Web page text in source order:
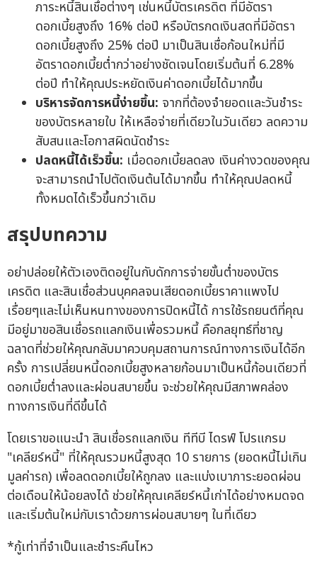
ภาระหนี้สินเชื่อต่างๆ เช่นหนี้บัตรเครดิต ที่มีอัตรา
ดอกเบี้ยสูงถึง 16% ต่อปี หรือบัตรกดเงินสดที่มีอัตรา
ดอกเบี้ยสูงถึง 25% ต่อปี มาเป็นสินเชื่อก้อนใหม่ที่มี
อัตราดอกเบี้ยต่ำกว่าอย่างชัดเจนโดยเริ่มต้นที่ 6.28%
ต่อปี ทำให้คุณประหยัดเงินค่าดอกเบี้ยได้มากขึ้น
บริหารจัดการหนี้ง่ายขึ้น: จากที่ต้องจำยอดและวันชำระ
ของบัตรหลายใบ ให้เหลือจ่ายที่เดียวในวันเดียว ลดความ
สับสนและโอกาสผิดนัดชำระ
ปลดหนี้ได้เร็วขึ้น: เมื่อดอกเบี้ยลดลง เงินค่างวดของคุณ
จะสามารถนำไปตัดเงินต้นได้มากขึ้น ทำให้คุณปลดหนี้
ทั้งหมดได้เร็วขึ้นกว่าเดิม
สรุปบทความ
อย่าปล่อยให้ตัวเองติดอยู่ในกับดักการจ่ายขั้นต่ำของบัตร
เครดิต และสินเชื่อส่วนบุคคลจนเสียดอกเบี้ยราคาแพงไป
เรื่อยๆและไม่เห็นหนทางของการปิดหนี้ได้ การใช้รถยนต์ที่คุณ
มีอยู่มาขอสินเชื่อรถแลกเงินเพื่อรวมหนี้ คือกลยุทธ์ที่ชาญ
ฉลาดที่ช่วยให้คุณกลับมาควบคุมสถานการณ์ทางการเงินได้อีก
ครั้ง การเปลี่ยนหนี้ดอกเบี้ยสูงหลายก้อนมาเป็นหนี้ก้อนเดียวที่
ดอกเบี้ยต่ำลงและผ่อนสบายขึ้น จะช่วยให้คุณมีสภาพคล่อง
ทางการเงินที่ดีขึ้นได้
โดยเราขอแนะนำ สินเชื่อรถแลกเงิน ทีทีบี ไดรฟ์ โปรแกรม
"เคลียร์หนี้" ที่ให้คุณรวมหนี้สูงสุด 10 รายการ (ยอดหนี้ไม่เกิน
มูลค่ารถ) เพื่อลดดอกเบี้ยให้ถูกลง และแบ่งเบาภาระยอดผ่อน
ต่อเดือนให้น้อยลงได้ ช่วยให้คุณเคลียร์หนี้เก่าได้อย่างหมดจด
และเริ่มต้นใหม่กับเราด้วยการผ่อนสบายๆ ในที่เดียว
*กู้เท่าที่จำเป็นและชำระคืนไหว